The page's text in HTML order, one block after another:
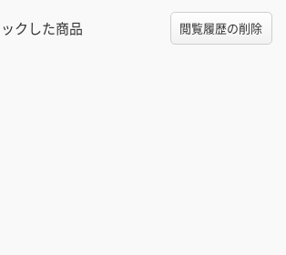
クした商品 閲覧履歴の削除